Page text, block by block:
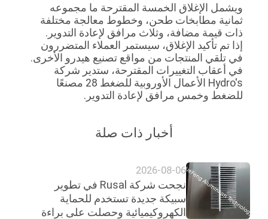
خريطة
الموقع
PRIVACY
POLICY
ويشمل الإغلاق الخمسة المقترحة ما مجموعه
ثمانية مطابخات طحن، وخطوط معالجة مختلفة
ذات قيمة مضافة، وثلاث مرافق لإعادة التدوير.
إذا تم تأكيد الإغلاق، سيستمر العملاء المتضررون
في تلقي المنتجات من مواقع تصنيع هيدرو الأخرى.
في أعقاب التغييرات المقترحة، ستدير شركة
Hydro's الأعمال الأوروبية للضغط 28 مصنعًا
للضغط وخمس مرافق لإعادة التدوير.
أخبار ذات صلة
2026-08-06
نجحت شركة Rusal في تطوير
سبيكة جديدة تستخدم للحماية
الكهروكيميائية وحصلت على براءة